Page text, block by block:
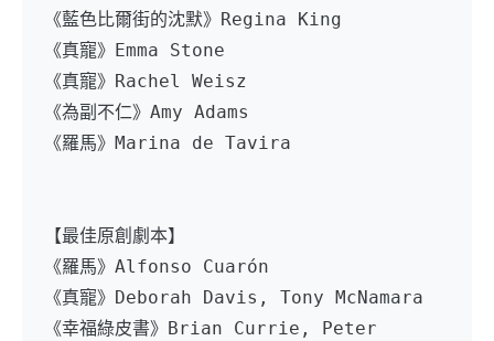
《藍色比爾街的沈默》Regina King
《真寵》Emma Stone
《真寵》Rachel Weisz
《為副不仁》Amy Adams
《羅馬》Marina de Tavira
【最佳原創劇本】
《羅馬》Alfonso Cuarón
《真寵》Deborah Davis, Tony McNamara
《幸福綠皮書》Brian Currie, Peter